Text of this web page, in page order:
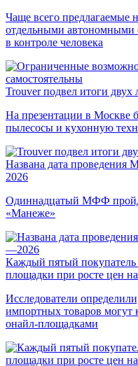
Чаще всего предлагаемые
отдельными
в контроле человека
Trouver подвел итоги двух
На презентации в Москве
пылесосы и кухонную
Названа дата проведения
2026
Одиннадцатый МФФ
«Манеже»
Каждый пятый покупатель
площадки при росте цен
Исследователи
импортных товаров могут
онайл-площадками